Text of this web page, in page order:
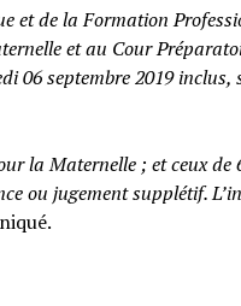
et de la Formation
et au Cour
06 septembre 2019
la Maternelle ; et ceux
ou jugement supplétif.